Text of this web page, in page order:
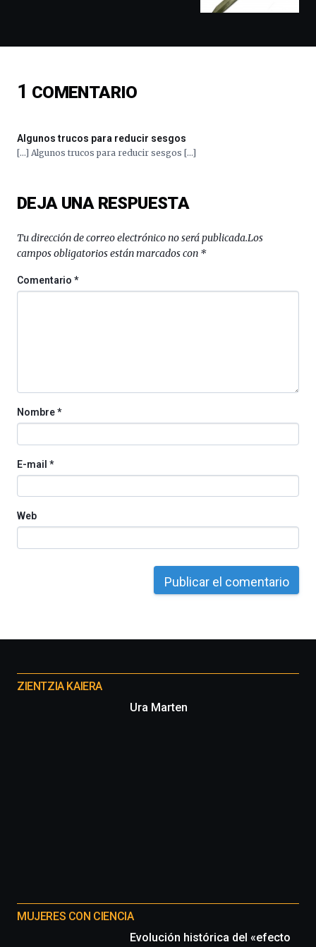
ciencia
del
septiembre
al
octubre.
La
organizada
por
Cátedra…
1 COMENTARIO
Algunos trucos para reducir sesgos
[…] Algunos trucos para reducir sesgos […]
DEJA UNA RESPUESTA
Tu dirección de correo electrónico no será publicada.Los
campos obligatorios están marcados con *
Comentario*
Nombre*
E-mail *
Web
proyectos
ZIENTZIA KAIERA
Ura Marten
MUJERES CON CIENCIA
Evolución histórica del «efecto